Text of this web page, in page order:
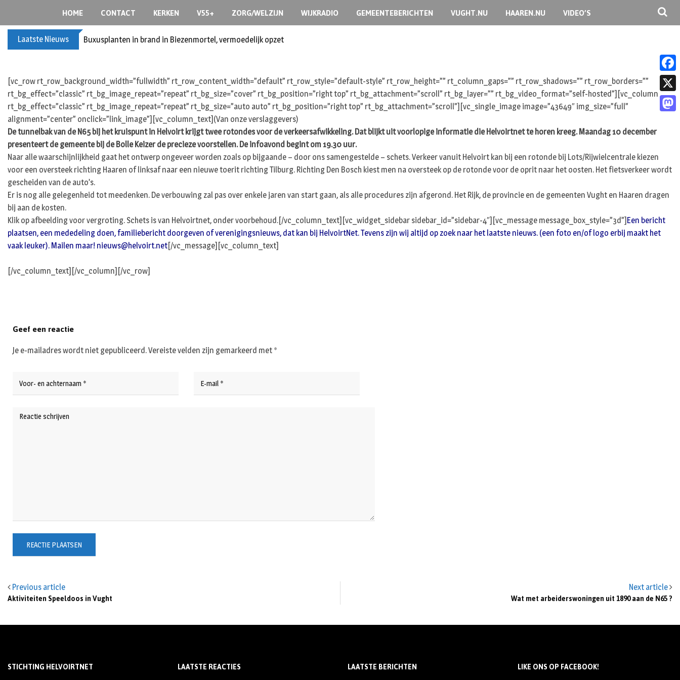
content
HOME CONTACT KERKEN V55+ ZORG/WELZIJN WIJKRADIO GEMEENTEBERICHTEN VUGHT.NU HAAREN.NU VIDEO’S
Laatste Nieuws Buxusplanten in brand in Biezenmortel, vermoedelijk opzet
[vc_row rt_row_background_width=”fullwidth” rt_row_content_width=”default” rt_row_style=”default-style” rt_row_height=”” rt_column_gaps=”” rt_row_shadows=”” rt_row_borders=””
rt_bg_effect=”classic” rt_bg_image_repeat=”repeat” rt_bg_size=”cover” rt_bg_position=”right top” rt_bg_attachment=”scroll” rt_bg_layer=”” rt_bg_video_format=”self-hosted”][vc_column
rt_bg_effect=”classic” rt_bg_image_repeat=”repeat” rt_bg_size=”auto auto” rt_bg_position=”right top” rt_bg_attachment=”scroll”][vc_single_image image=”43649″ img_size=”full”
alignment=”center” onclick=”link_image”][vc_column_text](Van onze verslaggevers)
De tunnelbak van de N65 bij het kruispunt in Helvoirt krijgt twee rotondes voor de verkeersafwikkeling. Dat blijkt uit voorlopige informatie die Helvoirtnet te horen kreeg. Maandag 10 december
presenteert de gemeente bij de Bolle Keizer de precieze voorstellen. De infoavond begint om 19.30 uur.
Naar alle waarschijnlijkheid gaat het ontwerp ongeveer worden zoals op bijgaande – door ons samengestelde – schets. Verkeer vanuit Helvoirt kan bij een rotonde bij Lots/Rijwielcentrale kiezen
voor een oversteek richting Haaren of linksaf naar een nieuwe toerit richting Tilburg. Richting Den Bosch kiest men na oversteek op de rotonde voor de oprit naar het oosten. Het fietsverkeer wordt
gescheiden van de auto’s.
Er is nog alle gelegenheid tot meedenken. De verbouwing zal pas over enkele jaren van start gaan, als alle procedures zijn afgerond. Het Rijk, de provincie en de gemeenten Vught en Haaren dragen
bij aan de kosten.
Klik op afbeelding voor vergroting. Schets is van Helvoirtnet, onder voorbehoud.[/vc_column_text][vc_widget_sidebar sidebar_id=”sidebar-4″][vc_message message_box_style=”3d”] Een bericht
plaatsen, een mededeling doen, familiebericht doorgeven of verenigingsnieuws, dat kan bij HelvoirtNet. Tevens zijn wij altijd op zoek naar het laatste nieuws. (een foto en/of logo erbij maakt het
vaak leuker). Mailen maar! nieuws@helvoirt.net[/vc_message][vc_column_text]
[/vc_column_text][/vc_column][/vc_row]
Previous article
Aktiviteiten Speeldoos in Vught
Next article
Wat met arbeiderswoningen uit 1890 aan de N65 ?
Geef een reactie
Je e-mailadres wordt niet gepubliceerd.Vereiste velden zijn gemarkeerd met *
STICHTING HELVOIRTNET LAATSTE REACTIES LAATSTE BERICHTEN LIKE ONS OP FACEBOOK!
F
a
c
o
k
X
t
d
o
n